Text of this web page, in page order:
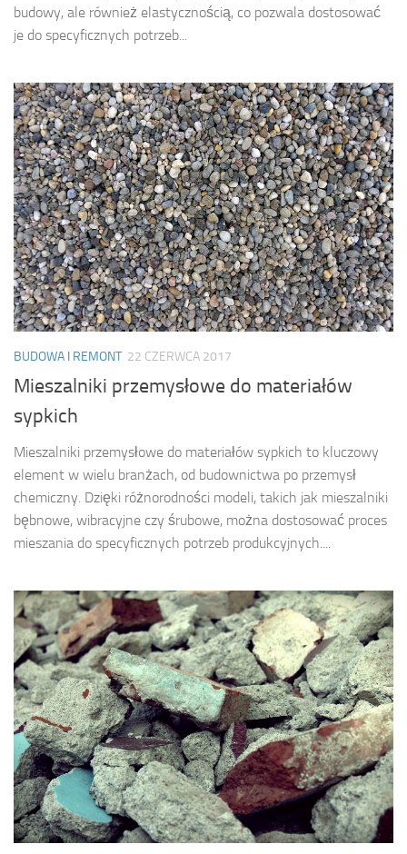
budowy, ale również elastycznością, co pozwala dostosować
je do specyficznych potrzeb...
BUDOWA I REMONT 22 CZERWCA 2017
Mieszalniki przemysłowe do materiałów
sypkich
Mieszalniki przemysłowe do materiałów sypkich to kluczowy
element w wielu branżach, od budownictwa po przemysł
chemiczny. Dzięki różnorodności modeli, takich jak mieszalniki
bębnowe, wibracyjne czy śrubowe, można dostosować proces
mieszania do specyficznych potrzeb produkcyjnych....